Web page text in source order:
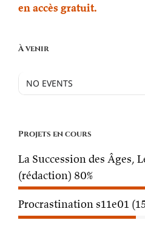
en accès gratuit.
À venir
NO EVENTS
Projets en cours
La Succession des Âges,
(rédaction) 80%
Procrastination s11e01